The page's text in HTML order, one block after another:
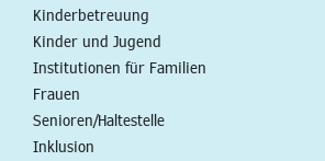
Kinderbetreuung
Kinder und Jugend
Institutionen für Familien
Frauen
Senioren/Haltestelle
Inklusion